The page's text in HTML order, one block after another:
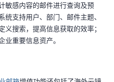
敏感内容的邮件进行查询及预
支持用户、部门、邮件主题、
搜索，提高信息获取的效率；
业重要信息资产。